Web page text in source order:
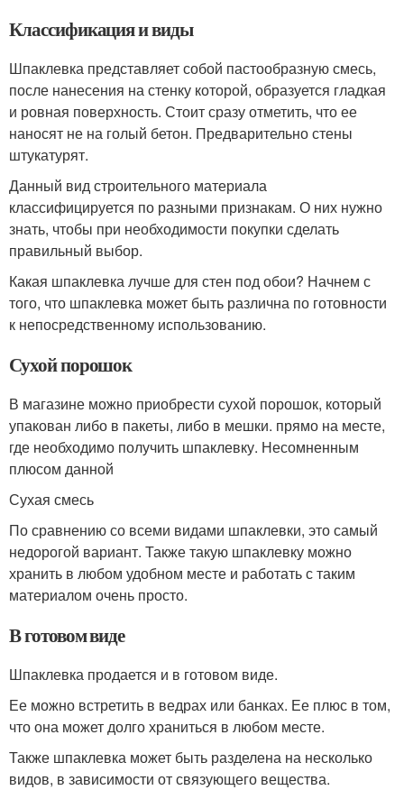
Классификация и виды
Шпаклевка представляет собой пастообразную смесь,
после нанесения на стенку которой, образуется гладкая
и ровная поверхность. Стоит сразу отметить, что ее
наносят не на голый бетон. Предварительно стены
штукатурят.
Данный вид строительного материала
классифицируется по разными признакам. О них нужно
знать, чтобы при необходимости покупки сделать
правильный выбор.
Какая шпаклевка лучше для стен под обои? Начнем с
того, что шпаклевка может быть различна по готовности
к непосредственному использованию.
Сухой порошок
В магазине можно приобрести сухой порошок, который
упакован либо в пакеты, либо в мешки. прямо на месте,
где необходимо получить шпаклевку. Несомненным
плюсом данной
Сухая смесь
По сравнению со всеми видами шпаклевки, это самый
недорогой вариант. Также такую шпаклевку можно
хранить в любом удобном месте и работать с таким
материалом очень просто.
В готовом виде
Шпаклевка продается и в готовом виде.
Ее можно встретить в ведрах или банках. Ее плюс в том,
что она может долго храниться в любом месте.
Также шпаклевка может быть разделена на несколько
видов, в зависимости от связующего вещества.